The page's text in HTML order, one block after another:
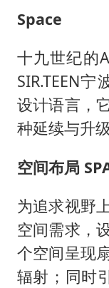
Space
十九世纪的
SIR.TEEN
设计语言，
种延续与升级
空间布局
为追求视野
空间需求，
个空间呈现
辐射；同时